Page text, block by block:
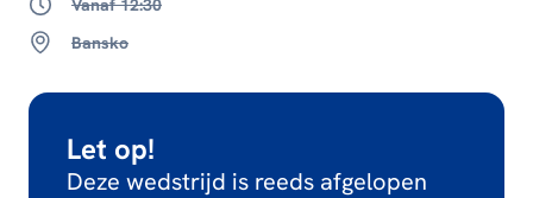
Vanaf 12:30
Bansko
Let op!
Deze wedstrijd is reeds afgelopen